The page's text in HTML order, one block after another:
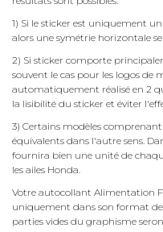
1) Si le sticker est uniquement
alors une symétrie horizontale
2) Si sticker comporte
souvent le cas pour les logos de
automatiquement réalisé en 2
la lisibilité du sticker et éviter
3) Certains modèles
équivalents dans l'autre sens.
fournira bien une unité de
les ailes Honda.
Votre autocollant Alimentation
uniquement dans son format
parties vides du graphisme